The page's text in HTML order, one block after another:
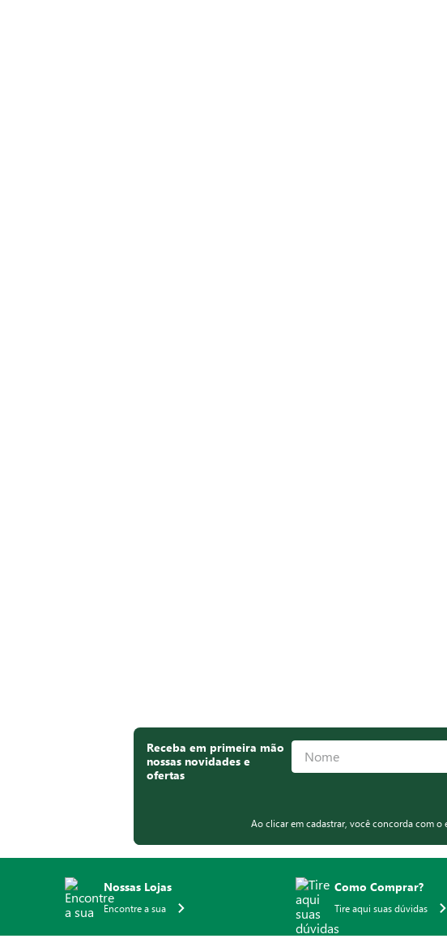
Receba em primeira mão
nossas novidades e
ofertas
Ao clicar em cadastrar, você concorda com o
Nossas Lojas
Encontre a sua
Como Comprar?
Tire aqui suas dúvidas